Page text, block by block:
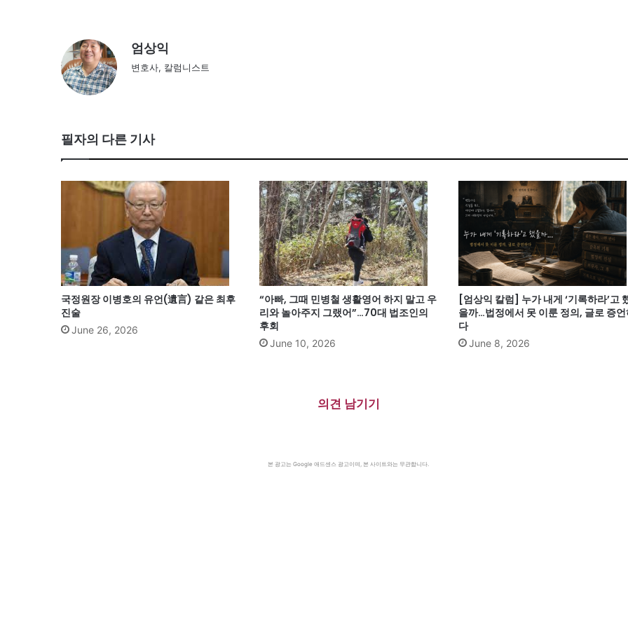
엄상익
변호사, 칼럼니스트
필자의 다른 기사
국정원장 이병호의 유언(遺言) 같은 최후
진술
June 26, 2026
“아빠, 그때 민병철 생활영어 하지 말고 우
리와 놀아주지 그랬어”…70대 법조인의
후회
June 10, 2026
[엄상익 칼럼] 누가 내게 ‘기록하라’고
을까…법정에서 못 이룬 정의, 글로 증
다
June 8, 2026
의견 남기기
본 광고는 Google 애드센스 광고이며, 본 사이트와는 무관합니다.